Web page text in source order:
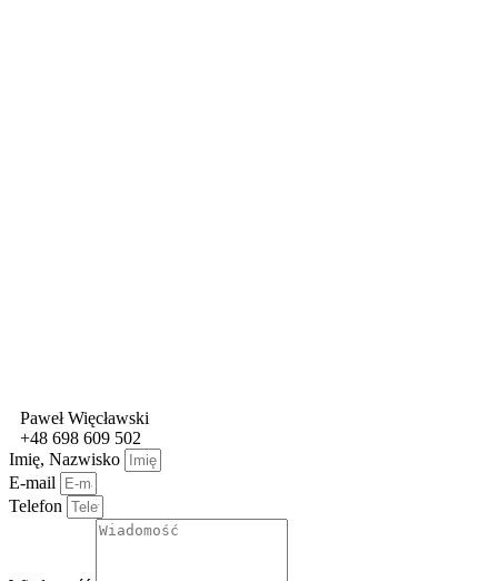
Paweł Więcławski
+48 698 609 502
Imię, Nazwisko
E-mail
Telefon